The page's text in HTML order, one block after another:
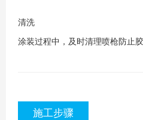
清
涂装过程中，及时清理喷枪防止
施工步骤